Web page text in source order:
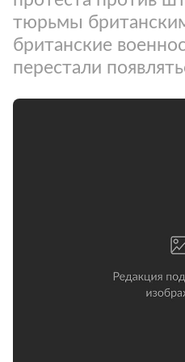
тюрьмы
британские
перестали